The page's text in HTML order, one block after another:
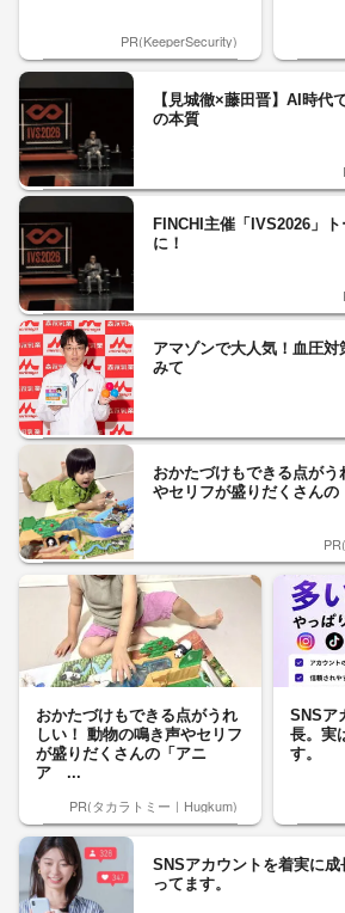
PR(KeeperSecurity)
【見城徹×藤田晋】AI時代
の本質
FINCHI主催「IVS2026」
に！
アマゾンで大人気！血圧
みて
おかたづけもできる点が
やセリフが盛りだくさん
おかたづけもできる点がうれ
しい！ 動物の鳴き声やセリフ
が盛りだくさんの「アニ
ア ...
PR(タカラトミー｜Hugkum)
SNSア
長。実
す。
SNSアカウントを着実に
ってます。